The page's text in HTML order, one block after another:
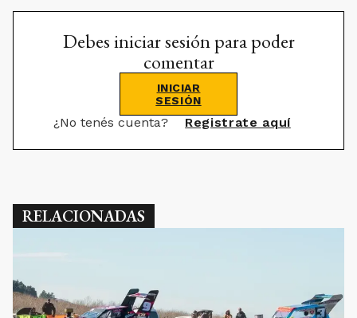
Debes iniciar sesión para poder
comentar
INICIAR
SESIÓN
¿No tenés cuenta? Registrate aquí
RELACIONADAS